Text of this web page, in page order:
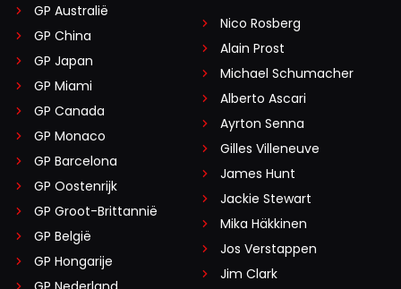
GP Australië
GP China
GP Japan
GP Miami
GP Canada
GP Monaco
GP Barcelona
GP Oostenrijk
GP Groot-Brittannië
GP België
GP Hongarije
Nico Rosberg
Alain Prost
Michael Schumacher
Alberto Ascari
Ayrton Senna
Gilles Villeneuve
James Hunt
Jackie Stewart
Mika Häkkinen
Jos Verstappen
Jim Clark